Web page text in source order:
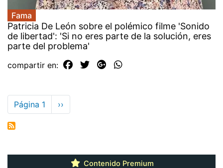
Fama
Patricia De León sobre el polémico filme 'Sonido
de libertad': 'Si no eres parte de la solución, eres
parte del problema'
compartir en:
Paginación
Página 1
Siguiente
página
››
Contenido Premium